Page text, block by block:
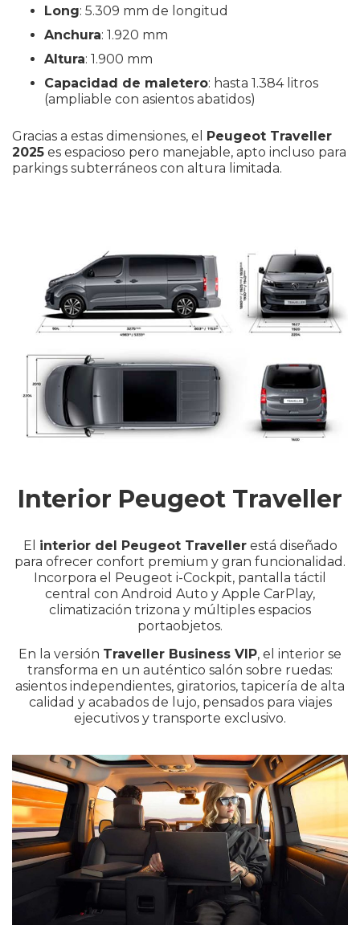
Long: 5.309 mm de longitud
Anchura: 1.920 mm
Altura: 1.900 mm
Capacidad de maletero: hasta 1.384 litros
(ampliable con asientos abatidos)
Gracias a estas dimensiones, el Peugeot Traveller
2025 es espacioso pero manejable, apto incluso para
parkings subterráneos con altura limitada.
Interior Peugeot Traveller
El interior del Peugeot Travellerestá diseñado
para ofrecer confort premium y gran funcionalidad.
Incorpora el Peugeot i-Cockpit, pantalla táctil
central con Android Auto y Apple CarPlay,
climatización trizona y múltiples espacios
portaobjetos.
En la versión Traveller Business VIP, el interior se
transforma en un auténtico salón sobre ruedas:
asientos independientes, giratorios, tapicería de alta
calidad y acabados de lujo, pensados para viajes
ejecutivos y transporte exclusivo.